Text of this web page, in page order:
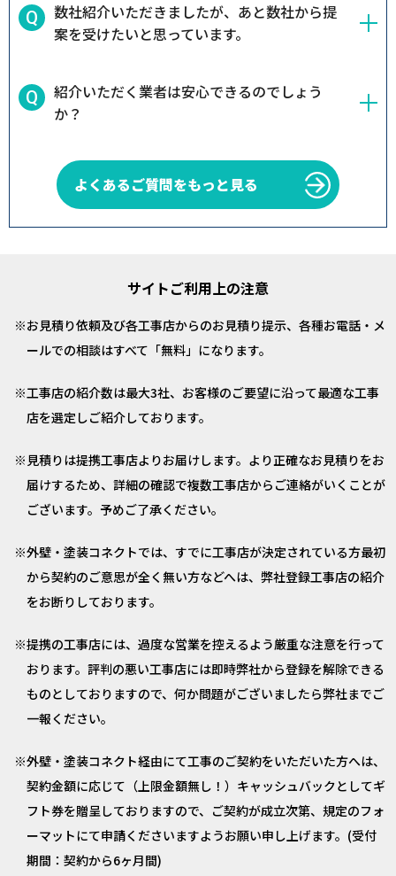
数社紹介いただきましたが、あと数社から提
案を受けたいと思っています。
紹介いただく業者は安心できるのでしょう
か？
よくあるご質問をもっと見る
サイトご利用上の注意
お見積り依頼及び各工事店からのお見積り提示、各種お電話・メ
ールでの相談はすべて「無料」になります。
工事店の紹介数は最大3社、お客様のご要望に沿って最適な工事
店を選定しご紹介しております。
見積りは提携工事店よりお届けします。より正確なお見積りをお
届けするため、詳細の確認で複数工事店からご連絡がいくことが
ございます。予めご了承ください。
外壁・塗装コネクトでは、すでに工事店が決定されている方最初
から契約のご意思が全く無い方などへは、弊社登録工事店の紹介
をお断りしております。
提携の工事店には、過度な営業を控えるよう厳重な注意を行って
おります。評判の悪い工事店には即時弊社から登録を解除できる
ものとしておりますので、何か問題がございましたら弊社までご
一報ください。
外壁・塗装コネクト経由にて工事のご契約をいただいた方へは、
契約金額に応じて（上限金額無し！）キャッシュバックとしてギ
フト券を贈呈しておりますので、ご契約が成立次第、規定のフォ
ーマットにて申請くださいますようお願い申し上げます。(受付
期間：契約から6ヶ月間)